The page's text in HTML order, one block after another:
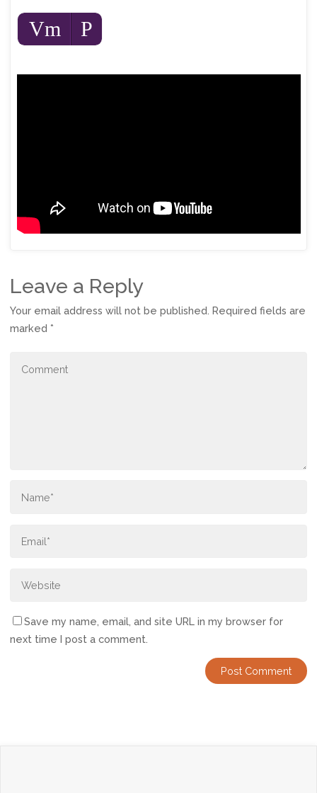
Audio
Player
Vm P
Leave a Reply
Your email address will not be published. Required fields are
marked *
Save my name, email, and site URL in my browser for
next time I post a comment.